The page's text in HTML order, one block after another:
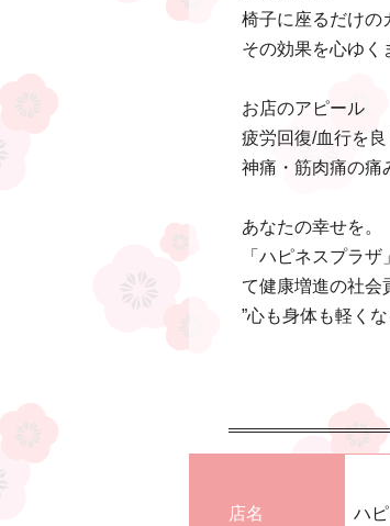
椅子に座るだけの
その効果を心ゆく
お店のアピール
疲労回復/血行を
神痛・筋肉痛の
あなたの幸せを。
「ハピネスプラ
て健康増進の社会
”心も身体も軽く
店名 ハ